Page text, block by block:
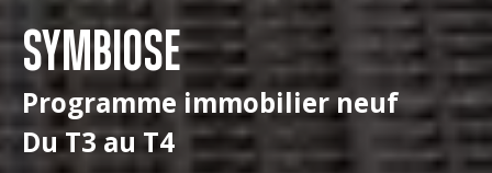
SYMBIOSE
Programme immobilier neuf
Du T3 au T4